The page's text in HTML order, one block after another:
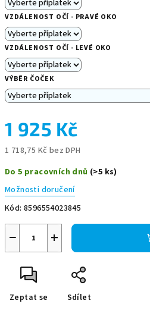
VZDÁLENOST OČÍ - PRAVÉ OKO
VZDÁLENOST OČÍ - LEVÉ OKO
VÝBĚR ČOČEK
1 925 Kč
1 718,75 Kč bez DPH
cena:
Do 5 pracovních dnů (>5 ks)
Možnosti doručení
Kód: 8596554023845
+
−
Zeptat se Sdílet